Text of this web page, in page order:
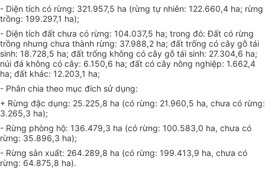
- Diện tích có rừng: 321.957,5 ha (rừng tự nhiên: 122.660,4 ha; rừng
trồng: 199.297,1 ha);
- Diện tích đất chưa có rừng: 104.037,5 ha; trong đó: Đất có rừng
trồng nhưng chưa thành rừng: 37.988,2 ha; đất trống có cây gỗ tái
sinh: 18.728,5 ha; đất trống không có cây gỗ tái sinh: 27.304,6 ha;
núi đá không có cây: 6.150,6 ha; đất có cây nông nghiệp: 1.662,4
ha; đất khác: 12.203,1 ha;
- Phân chia theo mục đích sử dụng:
+ Rừng đặc dụng: 25.225,8 ha (có rừng: 21.960,5 ha, chưa có rừng:
3.265,3 ha);
- Rừng phòng hộ: 136.479,3 ha (có rừng: 100.583,0 ha, chưa có
rừng: 35.896,3 ha);
- Rừng sản xuất: 264.289,8 ha (có rừng: 199.413,9 ha, chưa có
rừng: 64.875,8 ha).